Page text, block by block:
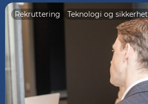
Rekruttering Teknologi og sikkerhet